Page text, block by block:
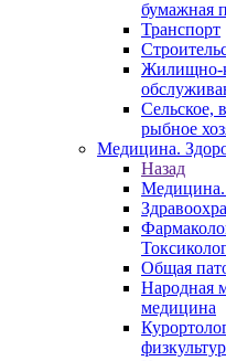
бумажная
Транспорт
Жилищно-
Сельское,
рыбное
Медицина.
Назад
Медицина.
Общая
Народная
медицина